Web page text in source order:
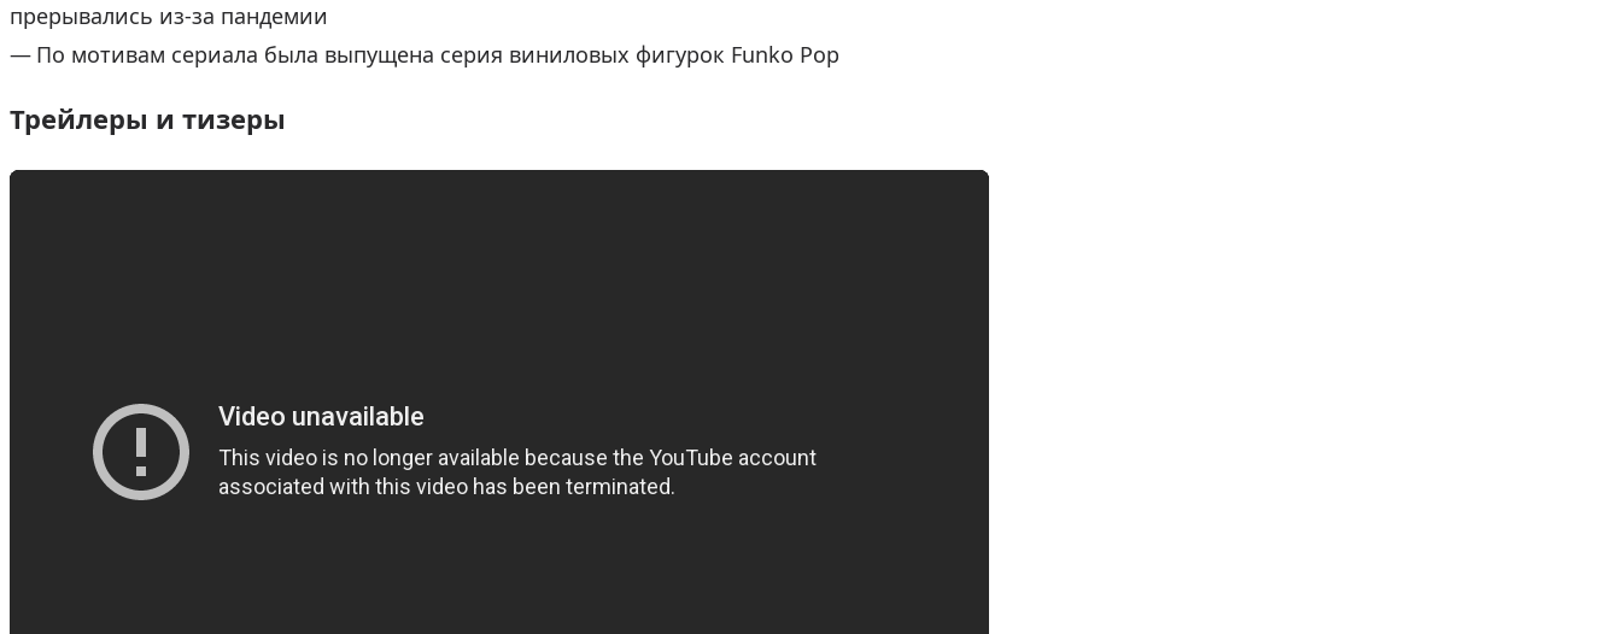
прерывались из-за пандемии
По мотивам сериала была выпущена серия виниловых фигурок Funko Pop
Трейлеры и тизеры